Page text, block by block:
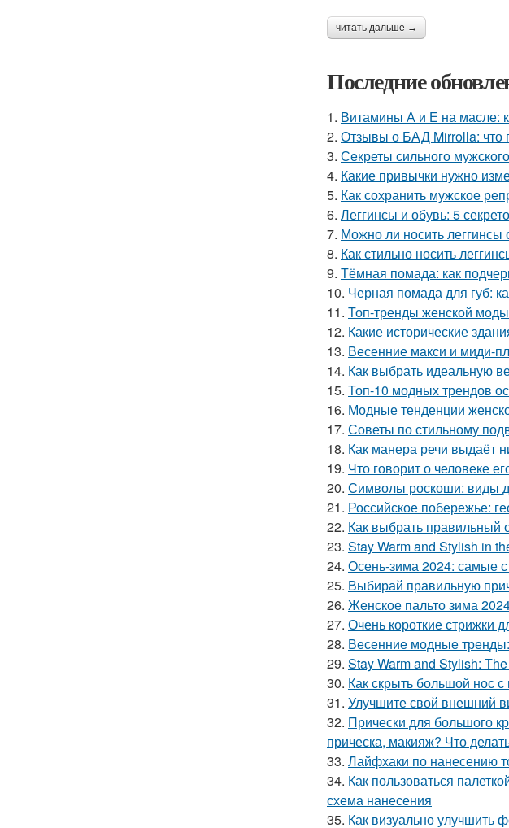
читать дальше →
Последние
1. Витамины А и Е на масле:
2. Отзывы о БАД Mirrolla: что
3. Секреты сильного
4. Какие привычки нужно
5. Как сохранить мужское
6. Леггинсы и обувь: 5
7. Можно ли носить
8. Как стильно носить
9. Тёмная помада: как
10. Черная помада для губ:
11. Топ-тренды женской
12. Какие исторические
13. Весенние макси и миди-
14. Как выбрать идеальную
15. Топ-10 модных трендов
16. Модные тенденции
17. Советы по стильному
18. Как манера речи выдаёт
19. Что говорит о человеке
20. Символы роскоши: виды
21. Российское побережье:
22. Как выбрать правильный
23. Stay Warm and Stylish in
24. Осень-зима 2024: самые
25. Выбирай правильную
26. Женское пальто зима
27. Очень короткие стрижки
28. Весенние модные тренды:
29. Stay Warm and Stylish:
30. Как скрыть большой нос
31. Улучшите свой внешний
32. Прически для большого
прическа, макияж? Что
33. Лайфхаки по нанесению
34. Как пользоваться
схема нанесения
35. Как визуально улучшить